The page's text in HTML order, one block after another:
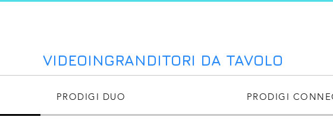
VIDEOINGRANDITORI DA TAVOLO
PRODIGI DUO PRODIGI